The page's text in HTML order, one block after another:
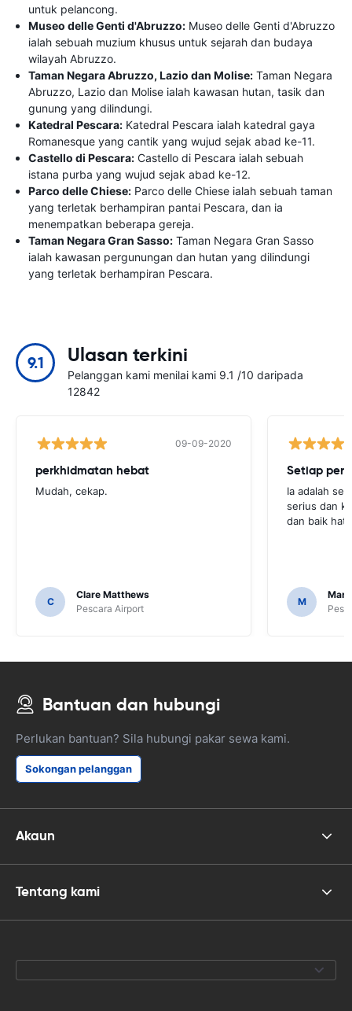
untuk pelancong.
Museo delle Genti d'Abruzzo: Museo delle Genti d'Abruzzo
ialah sebuah muzium khusus untuk sejarah dan budaya
wilayah Abruzzo.
Taman Negara Abruzzo, Lazio dan Molise: Taman Negara
Abruzzo, Lazio dan Molise ialah kawasan hutan, tasik dan
gunung yang dilindungi.
Katedral Pescara: Katedral Pescara ialah katedral gaya
Romanesque yang cantik yang wujud sejak abad ke-11.
Castello di Pescara: Castello di Pescara ialah sebuah
istana purba yang wujud sejak abad ke-12.
Parco delle Chiese: Parco delle Chiese ialah sebuah taman
yang terletak berhampiran pantai Pescara, dan ia
menempatkan beberapa gereja.
Taman Negara Gran Sasso: Taman Negara Gran Sasso
ialah kawasan pergunungan dan hutan yang dilindungi
yang terletak berhampiran Pescara.
9.1 Ulasan terkini
Pelanggan kami menilai kami 9.1 /10 daripada
12842
09-09-2020
perkhidmatan hebat
Mudah, cekap.
C
Clare Matthews
Pescara Airport
Setiap
Ia adalah
serius dan
dan baik
M
Bantuan dan hubungi
Perlukan bantuan? Sila hubungi pakar sewa kami.
Sokongan pelanggan
Akaun
Tentang kami